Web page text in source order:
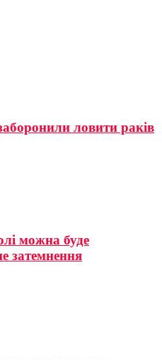
ловити раків
можна буде
затемнення